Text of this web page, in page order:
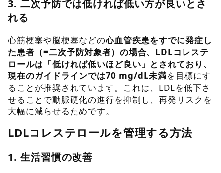
3. 二次予防では低ければ低い方が良いとさ
れる
心筋梗塞や脳梗塞などの心血管疾患をすでに発症し
た患者（=二次予防対象者）の場合、LDLコレステ
ロールは「低ければ低いほど良い」とされており、
現在のガイドラインでは70 mg/dL未満を目標にす
ることが推奨されています。これは、LDLを低下さ
せることで動脈硬化の進行を抑制し、再発リスクを
大幅に減らせるためです。
LDLコレステロールを管理する方法
1. 生活習慣の改善